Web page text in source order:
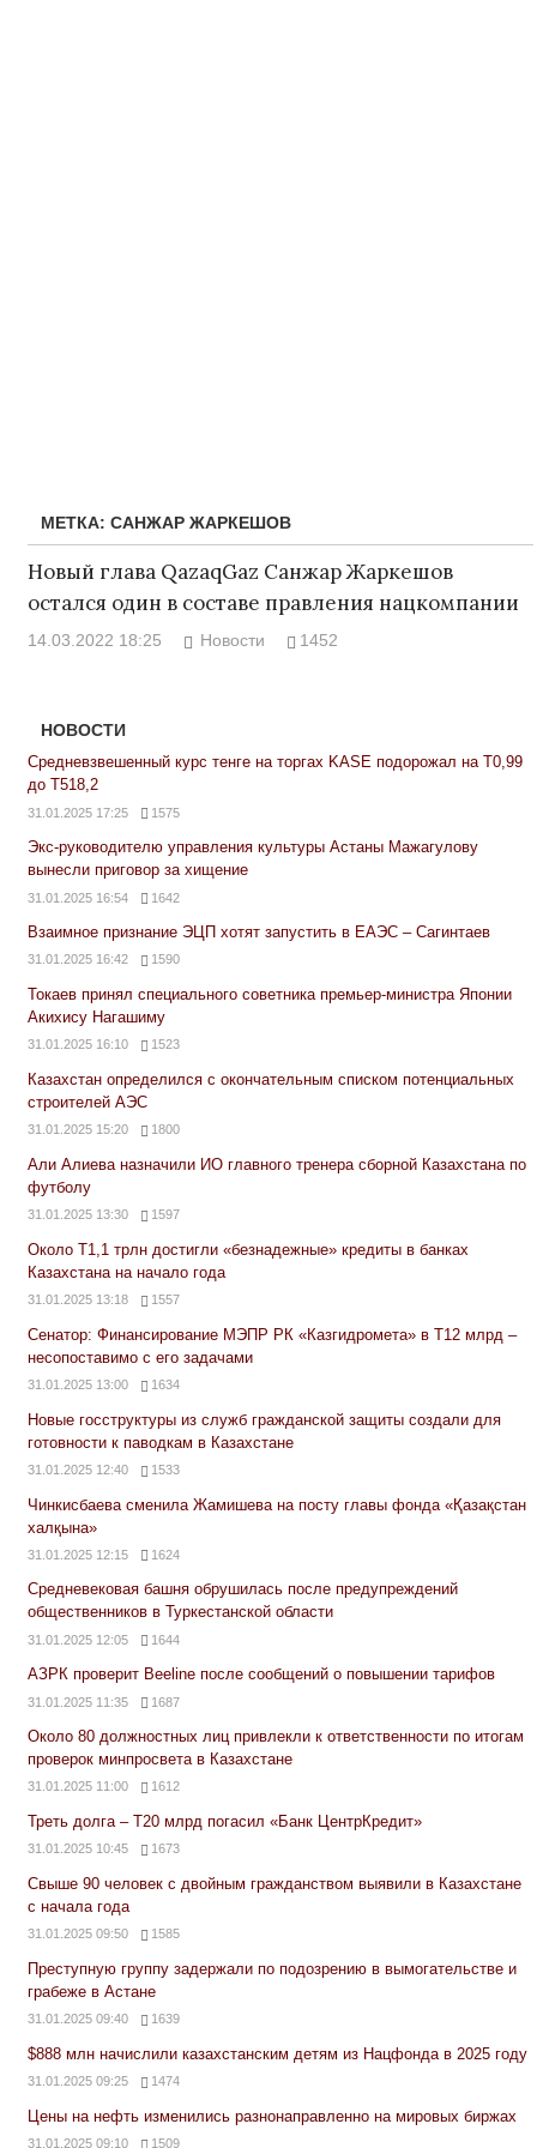
МЕТКА: САНЖАР ЖАРКЕШОВ
Новый глава QazaqGaz Санжар Жаркешов
остался один в составе правления нацкомпании
14.03.2022 18:25 Новости 1452
НОВОСТИ
Средневзвешенный курс тенге на торгах KASE подорожал на Т0,99
до Т518,2
31.01.2025 17:25 1575
Экс-руководителю управления культуры Астаны Мажагулову
вынесли приговор за хищение
31.01.2025 16:54 1642
Взаимное признание ЭЦП хотят запустить в ЕАЭС – Сагинтаев
31.01.2025 16:42 1590
Токаев принял специального советника премьер-министра Японии
Акихису Нагашиму
31.01.2025 16:10 1523
Казахстан определился с окончательным списком потенциальных
строителей АЭС
31.01.2025 15:20 1800
Али Алиева назначили ИО главного тренера сборной Казахстана по
футболу
31.01.2025 13:30 1597
Около Т1,1 трлн достигли «безнадежные» кредиты в банках
Казахстана на начало года
31.01.2025 13:18 1557
Сенатор: Финансирование МЭПР РК «Казгидромета» в Т12 млрд –
несопоставимо с его задачами
31.01.2025 13:00 1634
Новые госструктуры из служб гражданской защиты создали для
готовности к паводкам в Казахстане
31.01.2025 12:40 1533
Чинкисбаева сменила Жамишева на посту главы фонда «Қазақстан
халқына»
31.01.2025 12:15 1624
Средневековая башня обрушилась после предупреждений
общественников в Туркестанской области
31.01.2025 12:05 1644
АЗРК проверит Beeline после сообщений о повышении тарифов
31.01.2025 11:35 1687
Около 80 должностных лиц привлекли к ответственности по итогам
проверок минпросвета в Казахстане
31.01.2025 11:00 1612
Треть долга – Т20 млрд погасил «Банк ЦентрКредит»
31.01.2025 10:45 1673
Свыше 90 человек с двойным гражданством выявили в Казахстане
с начала года
31.01.2025 09:50 1585
Преступную группу задержали по подозрению в вымогательстве и
грабеже в Астане
31.01.2025 09:40 1639
$888 млн начислили казахстанским детям из Нацфонда в 2025 году
31.01.2025 09:25 1474
Цены на нефть изменились разнонаправленно на мировых биржах
31.01.2025 09:10 1509